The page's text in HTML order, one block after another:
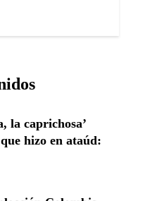
la caprichosa’
hizo en ataúd: